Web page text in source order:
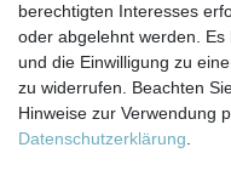
berechtigten Interesses
oder abgelehnt werden.
und die Einwilligung zu
zu widerrufen. Beachten
Hinweise zur Verwendung
Daten­schutz­erklärung